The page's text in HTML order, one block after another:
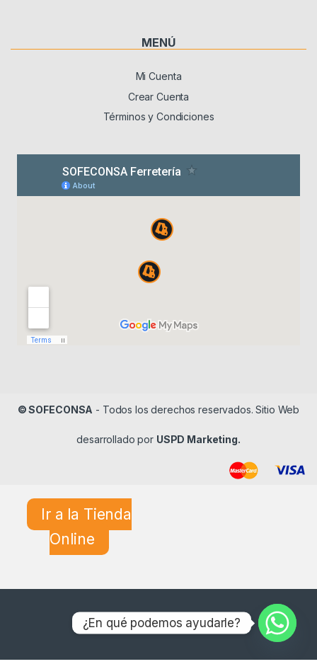
MENÚ
Mi Cuenta
Crear Cuenta
Términos y Condiciones
© SOFECONSA - Todos los derechos reservados. Sitio Web
desarrollado por USPD Marketing.
Ir a la Tienda
Online
¿En qué podemos ayudarle?